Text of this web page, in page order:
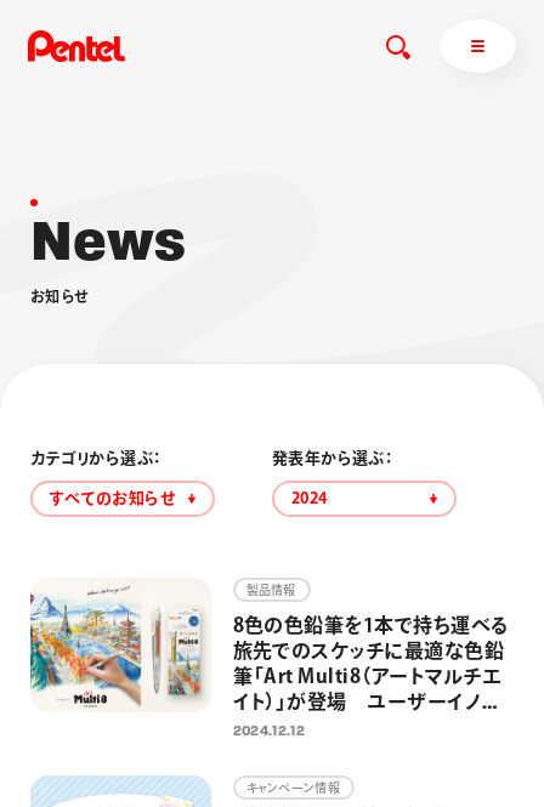
商品を探す
ブラッシュ（筆）
採用情報
運営会社
News
お知 らせ
カテゴリから選ぶ：
すべてのお知らせ
発表年から選ぶ：
2024
製品情報
8色の色鉛筆を1本で持ち運べる
旅先でのスケッチに最適な色鉛
筆「Art Multi8（アートマルチエ
イト）」が登場 ユーザーイノベ
ーションから、アートシーンに特
2024.12.12
キャンペーン情報